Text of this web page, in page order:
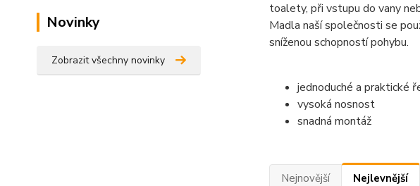
Novinky
Zobrazit všechny novinky
toalety, při vstupu do vany
Madla naší společnosti se
sníženou schopností pohybu.
jednoduché a praktické
vysoká nosnost
snadná montáž
Nejnovější Nejlevnější